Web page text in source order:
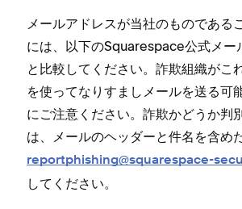
メ⁠ールアドレスが当社のものである
には⁠、以下のSquarespace公式メ⁠ー
と比較してください⁠。詐欺組織がこ
を使⁠ってなりすましメ⁠ールを送る可
にご注意ください⁠。詐欺かどうか判
は⁠、メ⁠ールのヘ⁠ッダ⁠ーと件名を含め
reportphishing@squarespace-
してください⁠。